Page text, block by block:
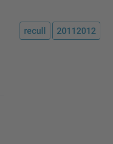
recull 20112012